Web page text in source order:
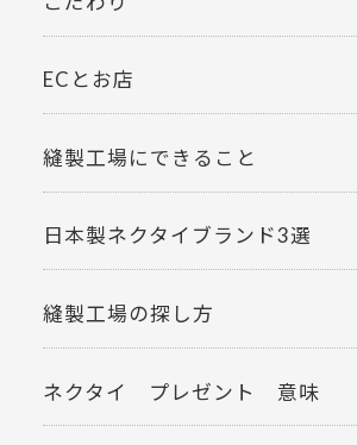
ECとお店
縫製工場にできること
日本製ネクタイブランド3選
縫製工場の探し方
ネクタイ プレゼント 意味